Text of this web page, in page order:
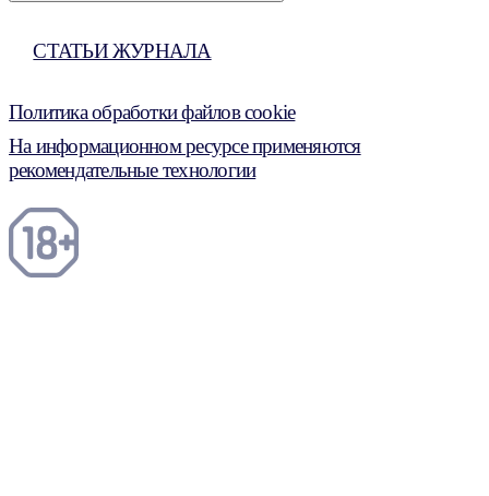
СТАТЬИ ЖУРНАЛА
Политика обработки файлов cookie
На информационном ресурсе применяются
рекомендательные технологии